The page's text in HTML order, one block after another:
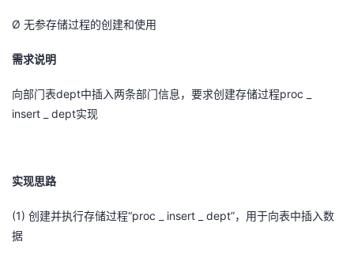
Ø 无参存储过程的创建和使用
需求说明
向部门表dept中插入两条部门信息，要求创建存储过程proc _
insert _ dept实现
实现思路
(1) 创建并执行存储过程“proc _ insert _ dept”，用于向表中插入数
据